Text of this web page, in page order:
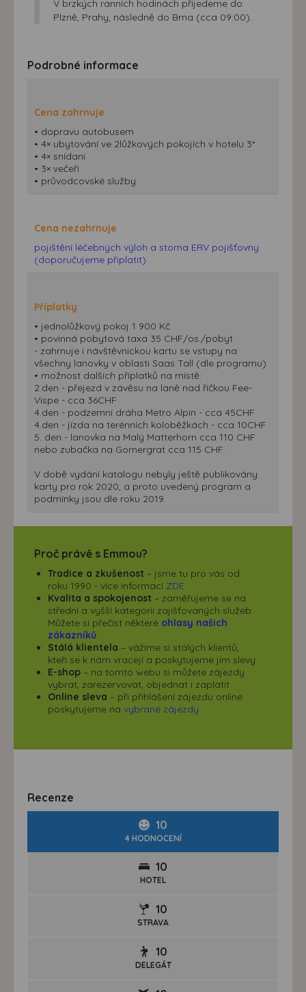
V brzkých ranních hodinách přijedeme do
Plzně, Prahy, následně do Brna (cca 09:00).
Podrobné informace
Cena zahrnuje
• dopravu autobusem
• 4× ubytování ve 2lůžkových pokojích v hotelu 3*
• 4× snídani
• 3× večeři
• průvodcovské služby
Cena nezahrnuje
pojištění léčebných výloh a storna ERV pojišťovny
(doporučujeme připlatit)
Příplatky
• jednolůžkový pokoj 1 900 Kč
• povinná pobytová taxa 35 CHF/os./pobyt
- zahrnuje i návštěvnickou kartu se vstupy na
všechny lanovky v oblasti Saas Tall (dle programu)
• možnost dalších příplatků na místě:
2.den - přejezd v závěsu na laně nad říčkou Fee-
Vispe - cca 36CHF
4.den - podzemní dráha Metro Alpin - cca 45CHF
4.den - jízda na terénních koloběžkách - cca 10CHF
5. den - lanovka na Malý Matterhorn cca 110 CHF
nebo zubačka na Gornergrat cca 115 CHF.
V době vydání katalogu nebyly ještě publikovány
karty pro rok 2020, a proto uvedený program a
podmínky jsou dle roku 2019.
Proč právě s Emmou?
Tradice a zkušenost – jsme tu pro vás od
roku 1990 - více informací ZDE
Kvalita a spokojenost – zaměřujeme se na
střední a vyšší kategorii zajišťovaných služeb.
Můžete si přečíst některé ohlasy našich
zákazníků
Stálá klientela – vážíme si stálých klientů,
kteří se k nám vracejí a poskytujeme jim slevy
E-shop – na tomto webu si můžete zájezdy
vybrat, zarezervovat, objednat i zaplatit
Online sleva – při přihlášení zájezdu online
poskytujeme na vybrané zájezdy
Recenze
10
4 HODNOCENÍ
10
HOTEL
10
STRAVA
10
DELEGÁT
máme možnost vytvářet profily založené na Vašich
zájmech. Na základě těchto informací není zpravidla
přizpůsobených Vašim zájmům.